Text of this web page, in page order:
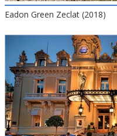
Eadon Green Zeclat (2018)